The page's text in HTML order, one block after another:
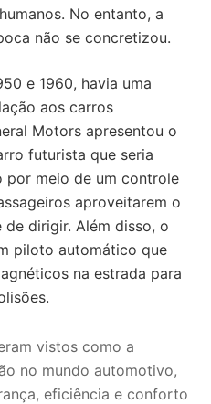
No entanto, a
não se concretizou.
e 1960, havia uma
aos carros
Motors apresentou o
futurista que seria
por meio de um controle
aproveitarem o
dirigir. Além disso, o
piloto automático que
na estrada para
vistos como a
no mundo automotivo,
eficiência e conforto